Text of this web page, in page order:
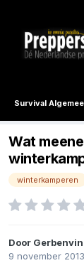
Survival
Wat
winterkamperen
Door
9 november 2013